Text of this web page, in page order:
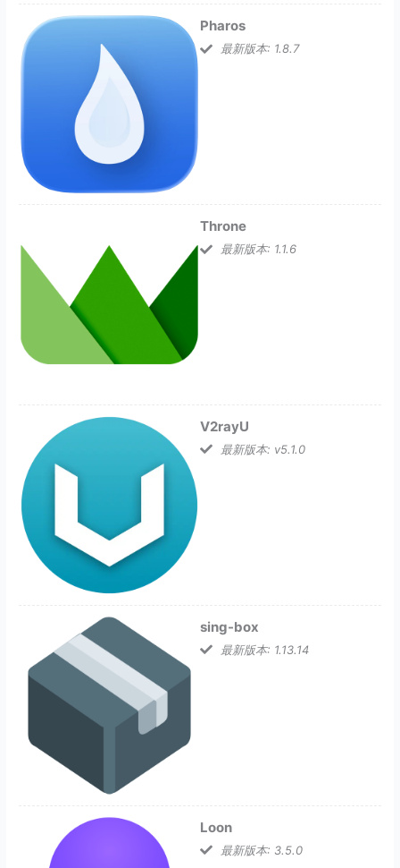
Pharos
最新版本: 1.8.7
Throne
最新版本: 1.1.6
V2rayU
最新版本: v5.1.0
sing-box
最新版本: 1.13.14
Loon
最新版本: 3.5.0